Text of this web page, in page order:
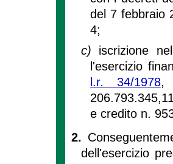
del 7 febbraio
4;
c) iscrizione
l'esercizio
l.r. 34/1978,
e credito n.
2.
dell'esercizio